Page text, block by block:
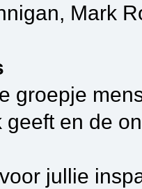
Mark
groepje
geeft en de
jullie